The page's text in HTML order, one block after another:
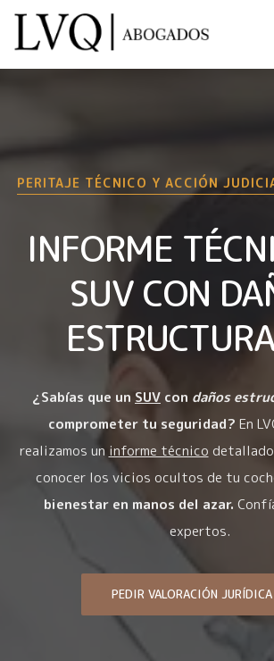
PERITAJE TÉCNICO Y ACCIÓN
INFORME
SUV CON
¿Sabías que un SUV con daños
comprometer tu seguridad? En
realizamos un informe técnico
conocer los vicios ocultos de tu
bienestar en manos del azar.
expertos.
PEDIR VALORACIÓN JURÍDICA